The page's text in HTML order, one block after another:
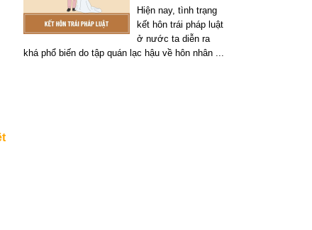
Hiện nay, tình trạng
kết hôn trái pháp luật
ở nước ta diễn ra
khá phổ biến do tập quán lạc hậu về hôn nhân